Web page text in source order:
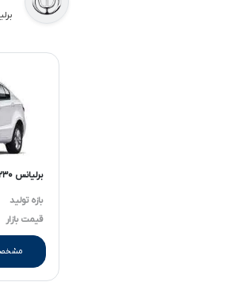
برلیانس H۲۳۰ دنده ای
بازه تولید
قیمت بازار